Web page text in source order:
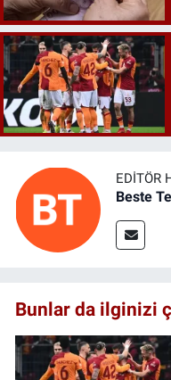
EDITÖR
Beste
Bunlar da ilginizi